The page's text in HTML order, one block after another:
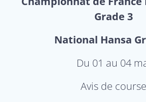
Grade 3
National Hansa
Du 01 au 04
Avis de course